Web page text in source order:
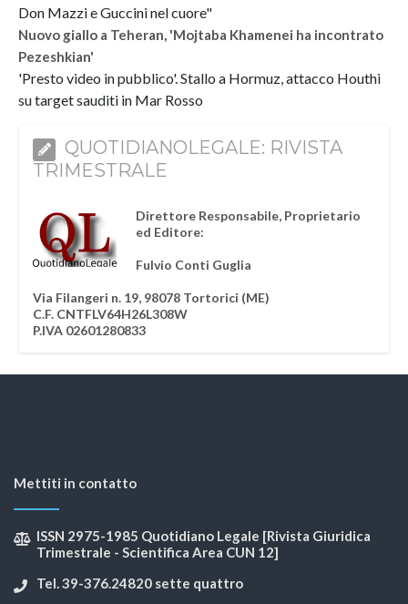
Don Mazzi e Guccini nel cuore"
Nuovo giallo a Teheran, 'Mojtaba Khamenei ha incontrato
Pezeshkian'
'Presto video in pubblico'. Stallo a Hormuz, attacco Houthi
su target sauditi in Mar Rosso
QUOTIDIANOLEGALE: RIVISTA
TRIMESTRALE
Direttore Responsabile, Proprietario
ed Editore:
Fulvio Conti Guglia
Via Filangeri n. 19, 98078 Tortorici (ME)
C.F. CNTFLV64H26L308W
P.IVA 02601280833
Mettiti in contatto
ISSN 2975-1985 Quotidiano Legale [Rivista Giuridica
Trimestrale - Scientifica Area CUN 12]
Tel. 39-376.24820 sette quattro